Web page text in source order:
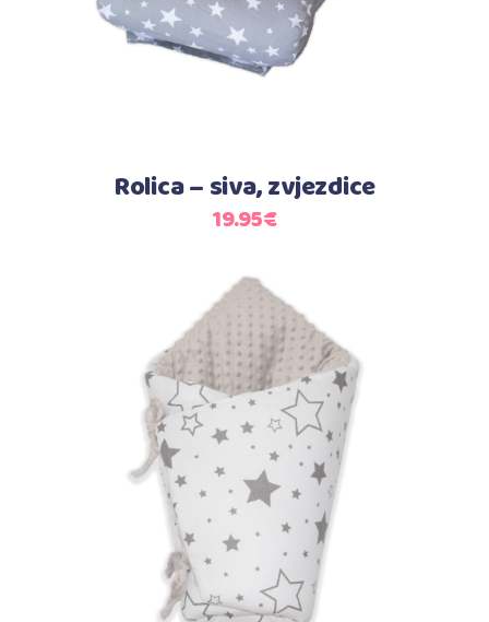
Rolica – siva, zvjezdice
19.95€
Dodaj u košaricu